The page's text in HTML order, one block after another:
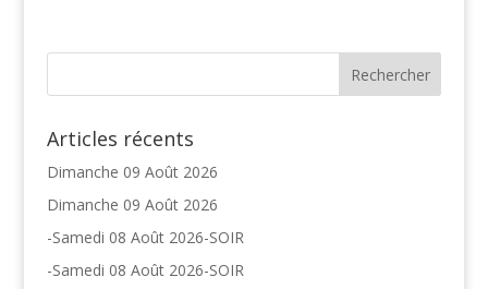
Articles récents
Dimanche 09 Août 2026
Dimanche 09 Août 2026
-Samedi 08 Août 2026-SOIR
-Samedi 08 Août 2026-SOIR